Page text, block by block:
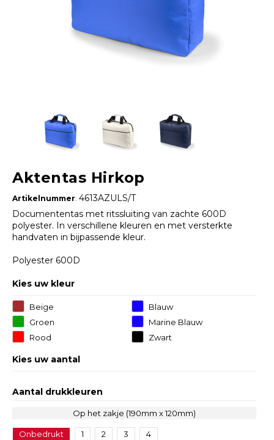
Aktentas Hirkop
Artikelnummer:4613AZULS/T
Documententas met ritssluiting van zachte 600D
polyester. In verschillene kleuren en met versterkte
handvaten in bijpassende kleur.
Polyester 600D
Kies uw kleur
Beige
Blauw
Groen
Marine Blauw
Rood
Zwart
Kies uw aantal
Aantal drukkleuren
Op het zakje (190mm x 120mm)
Onbedrukt 1 2 3 4